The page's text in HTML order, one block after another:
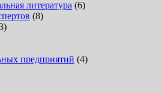
литература (6)
(8)
предприятий (4)